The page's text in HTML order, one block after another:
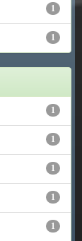
1
1
1
1
1
1
1